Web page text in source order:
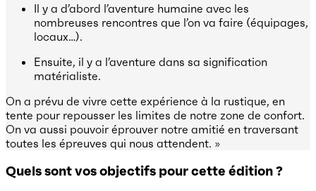
Il y a d’abord l’aventure humaine avec les
nombreuses rencontres que l’on va faire (équipages,
locaux…).
Ensuite, il y a l’aventure dans sa signification
matérialiste.
On a prévu de vivre cette expérience à la rustique, en
tente pour repousser les limites de notre zone de confort.
On va aussi pouvoir éprouver notre amitié en traversant
toutes les épreuves qui nous attendent. »
Quels sont vos objectifs pour cette édition ?